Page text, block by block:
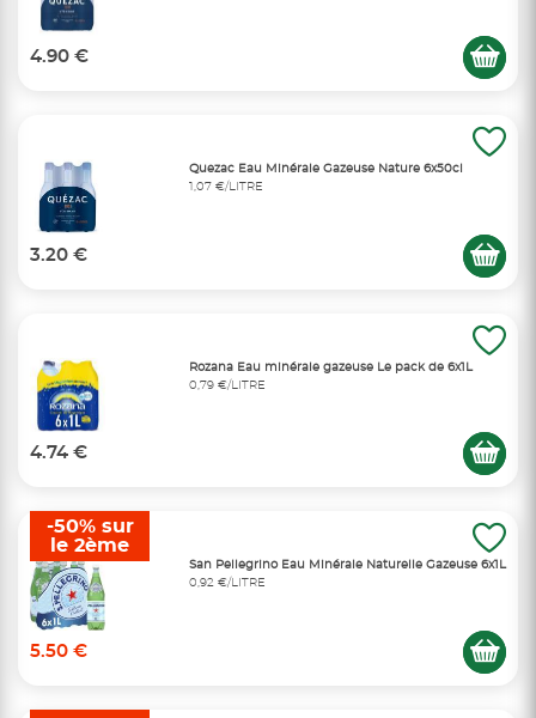
4.90 €
Quezac Eau Minérale Gazeuse Nature 6x50cl
1,07 €/LITRE
3.20 €
Rozana Eau minérale gazeuse Le pack de 6x1L
0,79 €/LITRE
4.74 €
San Pellegrino Eau Minérale Naturelle Gazeuse 6x1L
0,92 €/LITRE
5.50 €
-50% sur
le 2ème